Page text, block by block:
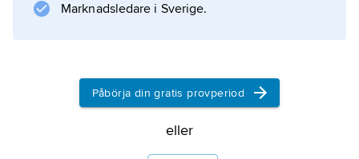
Marknadsledare i Sverige.
Påbörja din gratis provperiod
eller